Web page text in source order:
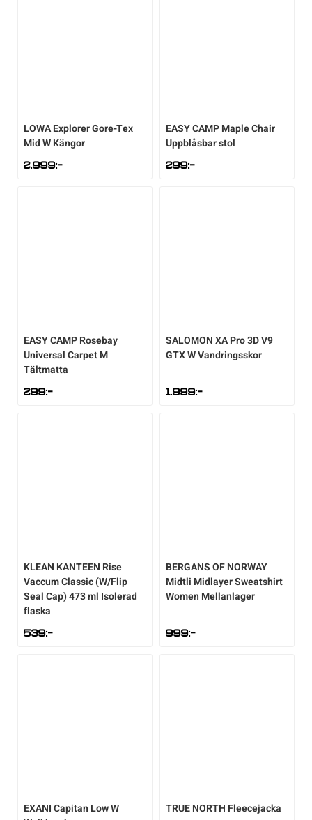
LOWAExplorer Gore-Tex
Mid W Kängor
2.999:-
EASY CAMPMaple Chair
Uppblåsbar stol
299:-
EASY CAMPRosebay
Universal Carpet M
Tältmatta
299:-
SALOMONXA Pro 3D V9
GTX W Vandringsskor
1.999:-
KLEAN KANTEEN Rise
Vaccum Classic (W/Flip
Seal Cap) 473 ml Isolerad
flaska
539:-
BERGANS OF NORWAY
Midtli Midlayer Sweatshirt
Women Mellanlager
999:-
EXANICapitan Low W
TRUE NORTH Fleecejacka